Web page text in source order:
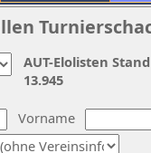
Vorname
AUT-Elolisten
13.945